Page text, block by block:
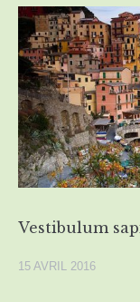
Vestibulum
15 AVRIL 2016